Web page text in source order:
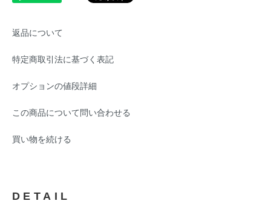
返品について
特定商取引法に基づく表記
オプションの値段詳細
この商品について問い合わせる
買い物を続ける
DETAIL